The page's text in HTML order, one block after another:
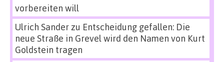
vorbereiten will
Ulrich Sanderzu Entscheidung gefallen: Die
neue Straße in Grevel wird den Namen von Kurt
Goldstein tragen